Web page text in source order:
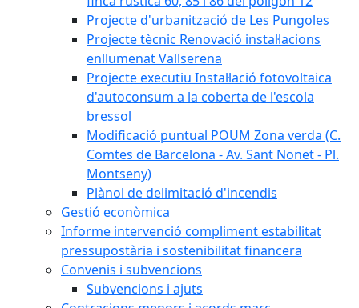
Projecte d'urbanització de Les Pungoles
Projecte tècnic Renovació instal·lacions
enllumenat Vallserena
Projecte executiu Instal·lació fotovoltaica
d'autoconsum a la coberta de l'escola
bressol
Modificació puntual POUM Zona verda (C.
Comtes de Barcelona - Av. Sant Nonet - Pl.
Montseny)
Plànol de delimitació d'incendis
Gestió econòmica
Informe intervenció compliment estabilitat
pressupostària i sostenibilitat financera
Convenis i subvencions
Subvencions i ajuts